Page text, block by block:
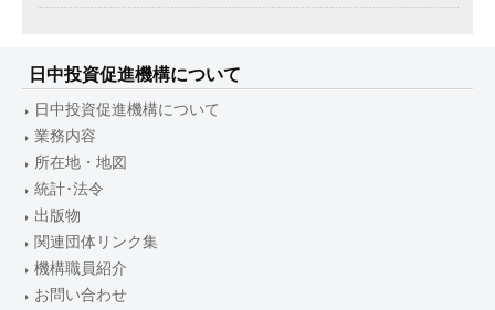
日中投資促進機構について
日中投資促進機構について
業務内容
所在地・地図
統計･法令
出版物
関連団体リンク集
機構職員紹介
お問い合わせ